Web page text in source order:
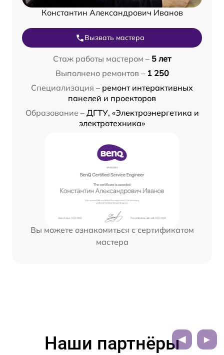
Константин Александрович Иванов
Вызвать мастера
Стаж работы мастером – 5 лет
Выполнено ремонтов – 1 250
Специализация – ремонт интерактивных
панелей и проекторов
Образование – ДГТУ, «Электроэнергетика и
электротехника»
Вы можете ознакомиться с сертификатом
мастера
Наши партнёры